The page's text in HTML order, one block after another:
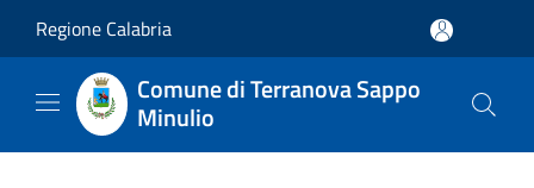
Regione Calabria
Comune di Terranova Sappo
Minulio